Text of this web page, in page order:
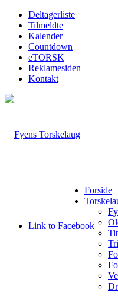
Deltagerliste
Tilmeldte
Kalender
Countdown
eTORSK
Reklamesiden
Kontakt
Link to Facebook
Forside